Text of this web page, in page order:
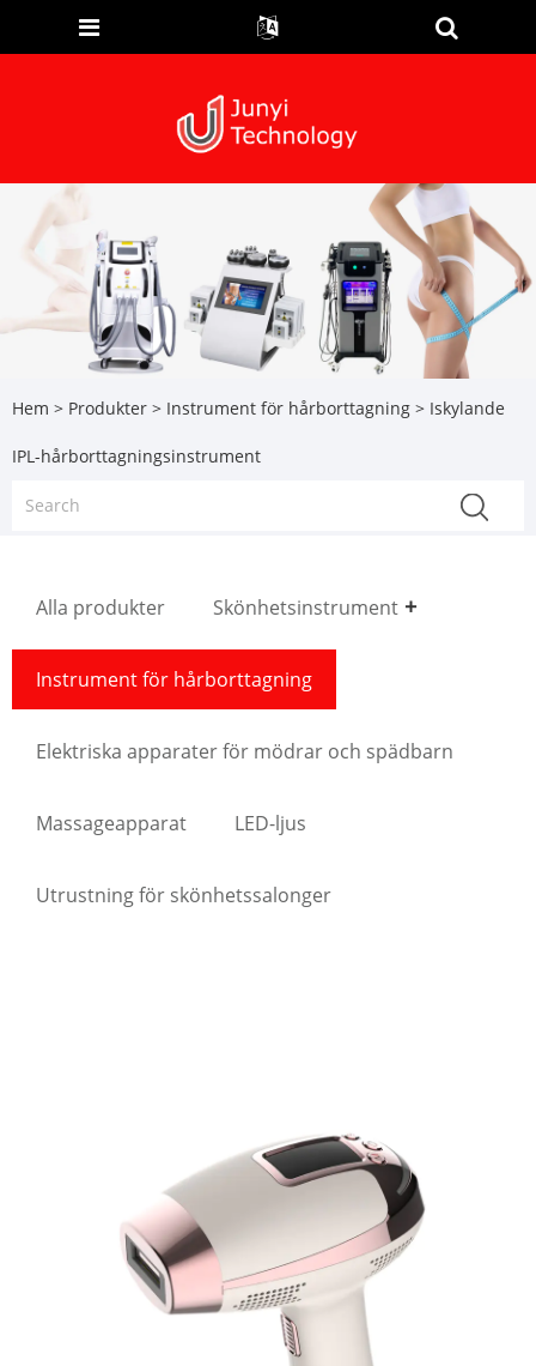
Hem > Produkter > Instrument för hårborttagning > Iskylande
IPL-hårborttagningsinstrument
Alla produkter Skönhetsinstrument
Instrument för hårborttagning
Elektriska apparater för mödrar och spädbarn
Massageapparat LED-ljus
Utrustning för skönhetssalonger